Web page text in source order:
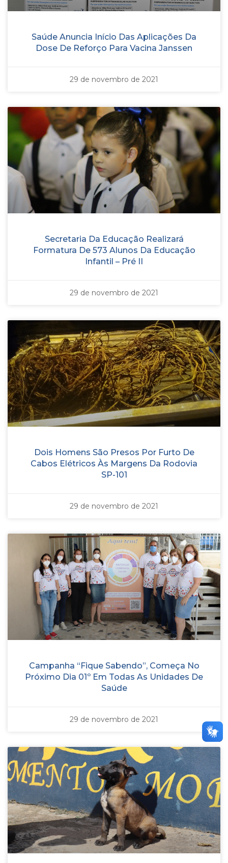
Saúde Anuncia Início Das Aplicações Da
Dose De Reforço Para Vacina Janssen
29 de novembro de 2021
Secretaria Da Educação Realizará
Formatura De 573 Alunos Da Educação
Infantil – Pré II
29 de novembro de 2021
Dois Homens São Presos Por Furto De
Cabos Elétricos Às Margens Da Rodovia
SP-101
29 de novembro de 2021
Campanha “Fique Sabendo”, Começa No
Próximo Dia 01º Em Todas As Unidades De
Saúde
29 de novembro de 2021